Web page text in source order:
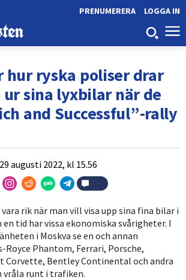
LOGGA IN
PRENUMERERA
hur ryska poliser drar
sina lyxbilar när de
and Successful”-rally
29 augusti 2022, kl 15.56
rik när man vill visa upp sina fina bilar i
tid har vissa ekonomiska svårigheter. I
i Moskva se en och annan
Phantom, Ferrari, Porsche,
Corvette, Bentley Continental och andra
vråla runt i trafiken.